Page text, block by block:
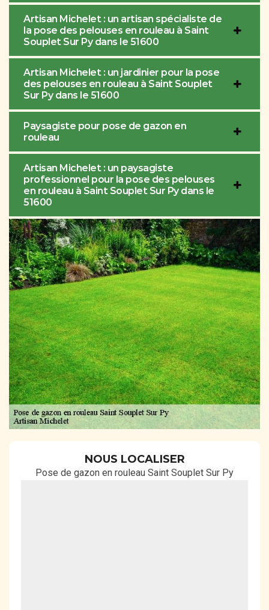
Artisan Michelet : un artisan spécialiste de
la pose des pelouses en rouleau à Saint
Souplet Sur Py dans le 51600
Artisan Michelet : un jardinier pour la pose
des pelouses en rouleau à Saint Souplet
Sur Py dans le 51600
Paysagiste pour pose de gazon en
rouleau
Artisan Michelet : un paysagiste
professionnel pour la pose des pelouses
en rouleau à Saint Souplet Sur Py dans le
51600
NOUS LOCALISER
Pose de gazon en rouleau Saint Souplet Sur Py